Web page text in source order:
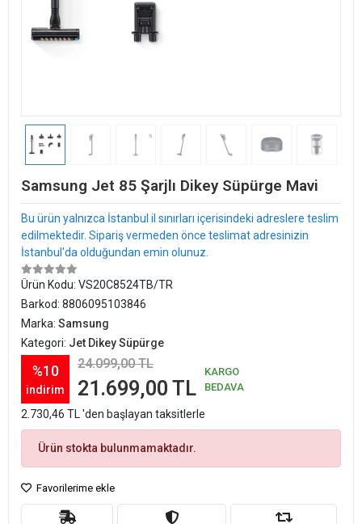
Samsung Jet 85 Şarjlı Dikey Süpürge Mavi
Bu ürün yalnızca İstanbul il sınırları içerisindeki adreslere teslim
edilmektedir. Sipariş vermeden önce teslimat adresinizin
İstanbul'da olduğundan emin olunuz.
Ürün Kodu: VS20C8524TB/TR
Barkod: 8806095103846
Marka: Samsung
Kategori: Jet Dikey Süpürge
%10
indirim
24.099,00 TL
21.699,00 TL
KARGO
BEDAVA
2.730,46 TL 'den başlayan taksitlerle
Ürün stokta bulunmamaktadır.
Favorilerime ekle